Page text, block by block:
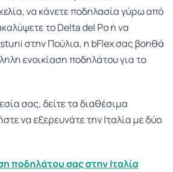
να κάνετε ποδηλασία γύρω από
το Delta del Po ή να
στην Πούλια, η bFlex σας βοηθά
ενοικίαση ποδηλάτου για το
σας, δείτε τα διαθέσιμα
να εξερευνάτε την Ιταλία με δύο
ποδηλάτου σας στην Ιταλία